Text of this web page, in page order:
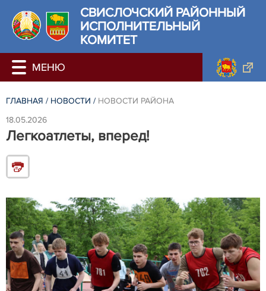
СВИСЛОЧСКИЙ РАЙОННЫЙ
ИСПОЛНИТЕЛЬНЫЙ
КОМИТЕТ
ГЛАВНАЯ / НОВОСТИ / НОВОСТИ РАЙОНА
18.05.2026
Легкоатлеты, вперед!